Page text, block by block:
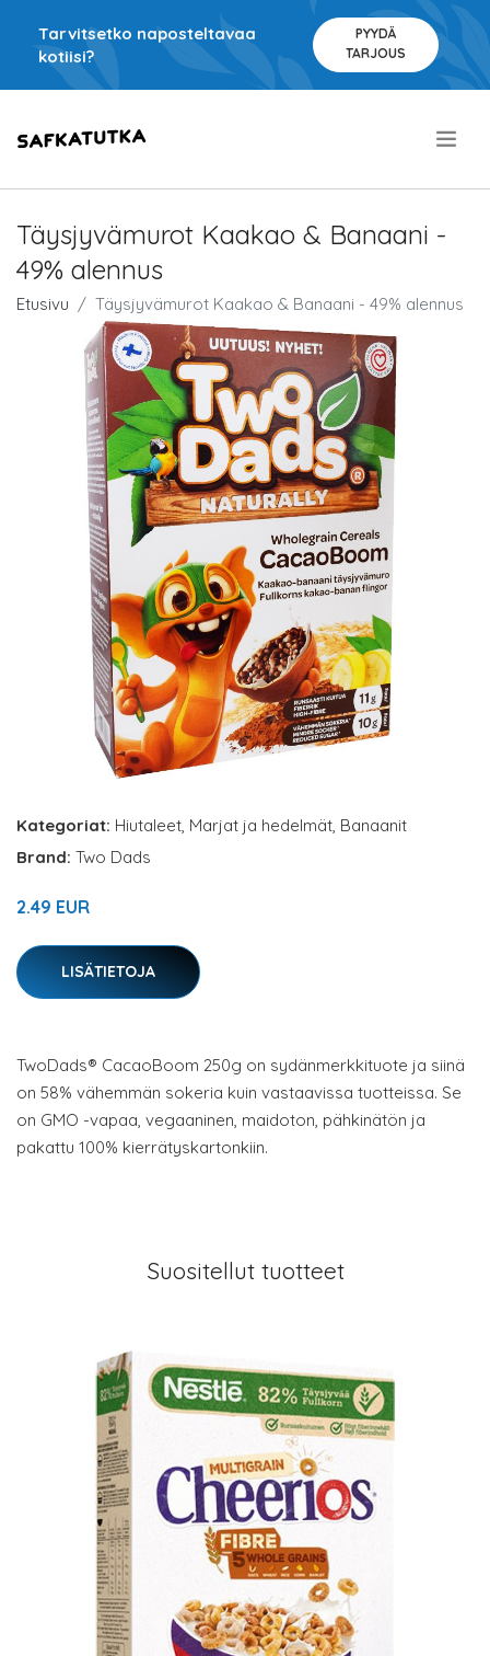
Tarvitsetko naposteltavaa
kotiisi?
PYYDÄ
TARJOUS
Täysjyvämurot Kaakao & Banaani -
49% alennus
Etusivu Täysjyvämurot Kaakao & Banaani - 49% alennus
Kategoriat: Hiutaleet, Marjat ja hedelmät, Banaanit
Brand: Two Dads
2.49 EUR
LISÄTIETOJA
TwoDads® CacaoBoom 250g on sydänmerkkituote ja siinä
on 58% vähemmän sokeria kuin vastaavissa tuotteissa. Se
on GMO -vapaa, vegaaninen, maidoton, pähkinätön ja
pakattu 100% kierrätyskartonkiin.
Suositellut tuotteet